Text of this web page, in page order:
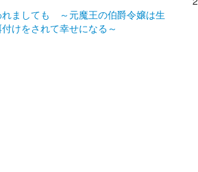
れましても ～元魔王の伯爵令嬢は生
けをされて幸せになる～